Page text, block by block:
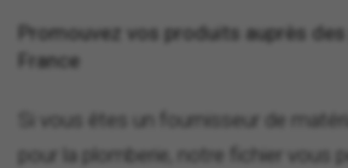
Promouvez vos produits auprès
France
Si vous êtes un fournisseur de
pour la plomberie, notre fichier vous